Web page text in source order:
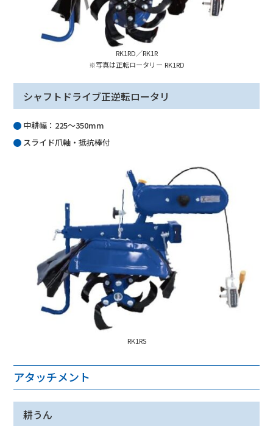
RK1RD／RK1R
※写真は正転ロータリー RK1RD
シャフトドライブ正逆転ロータリ
中耕幅：225～350mm
スライド爪軸・抵抗棒付
RK1RS
アタッチメント
耕うん